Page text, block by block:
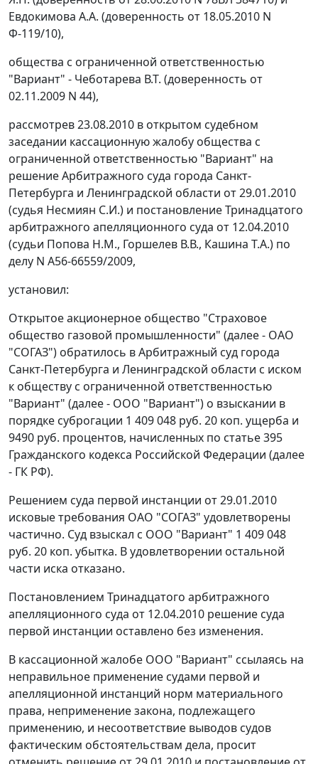
Евдокимова А.А. (доверенность от 18.05.2010 N
Ф-119/10),
общества с ограниченной ответственностью
"Вариант" - Чеботарева В.Т. (доверенность от
02.11.2009 N 44),
рассмотрев 23.08.2010 в открытом судебном
заседании кассационную жалобу общества с
ограниченной ответственностью "Вариант" на
решение Арбитражного суда города Санкт-
Петербурга и Ленинградской области от 29.01.2010
(судья Несмиян С.И.) и постановление Тринадцатого
арбитражного апелляционного суда от 12.04.2010
(судьи Попова Н.М., Горшелев В.В., Кашина Т.А.) по
делу N А56-66559/2009,
установил:
Открытое акционерное общество "Страховое
общество газовой промышленности" (далее - ОАО
"СОГАЗ") обратилось в Арбитражный суд города
Санкт-Петербурга и Ленинградской области с иском
к обществу с ограниченной ответственностью
"Вариант" (далее - ООО "Вариант") о взыскании в
порядке суброгации 1 409 048 руб. 20 коп. ущерба и
9490 руб. процентов, начисленных по статье 395
Гражданского кодекса Российской Федерации (далее
- ГК РФ).
Решением суда первой инстанции от 29.01.2010
исковые требования ОАО "СОГАЗ" удовлетворены
частично. Суд взыскал с ООО "Вариант" 1 409 048
руб. 20 коп. убытка. В удовлетворении остальной
части иска отказано.
Постановлением Тринадцатого арбитражного
апелляционного суда от 12.04.2010 решение суда
первой инстанции оставлено без изменения.
В кассационной жалобе ООО "Вариант" ссылаясь на
неправильное применение судами первой и
апелляционной инстанций норм материального
права, неприменение закона, подлежащего
применению, и несоответствие выводов судов
фактическим обстоятельствам дела, просит